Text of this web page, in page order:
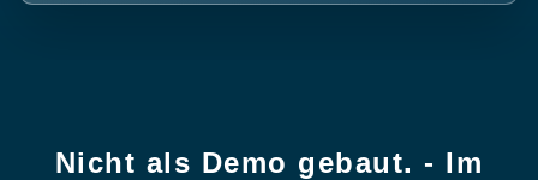
Nicht als Demo gebaut. - Im